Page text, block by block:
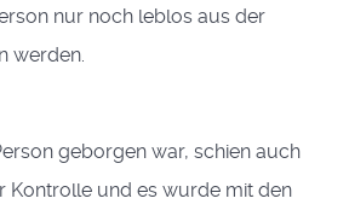
nur noch leblos aus der
werden.
geborgen war, schien auch
Kontrolle und es wurde mit den